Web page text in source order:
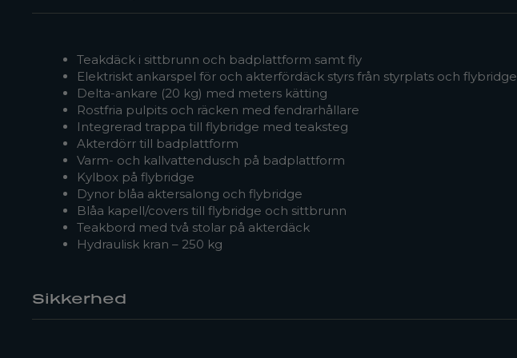
Teakdäck i sittbrunn och badplattform samt fly
Elektriskt ankarspel för och akterfördäck styrs från styrplats och flybridge
Delta-ankare (20 kg) med meters kätting
Rostfria pulpits och räcken med fendrarhållare
Integrerad trappa till flybridge med teaksteg
Akterdörr till badplattform
Varm- och kallvattendusch på badplattform
Kylbox på flybridge
Dynor blåa aktersalong och flybridge
Blåa kapell/covers till flybridge och sittbrunn
Teakbord med två stolar på akterdäck
Hydraulisk kran – 250 kg
Sikkerhed